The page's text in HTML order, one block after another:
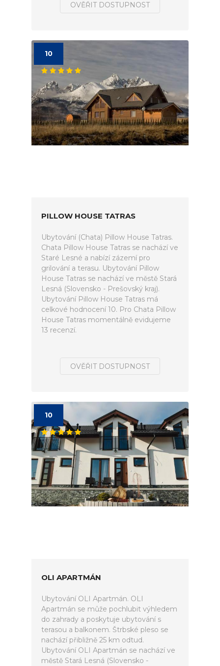
OVĚŘIT DOSTUPNOST
10
PILLOW HOUSE TATRAS
Ubytování (Chata) Pillow House Tatras.
Chata Pillow House Tatras se nachází ve
Staré Lesné a nabízí zázemí pro
grilování a terasu. Ubytování Pillow
House Tatras se nachází ve městě Stará
Lesná (Slovensko - Prešovský kraj).
Ubytování Pillow House Tatras má
celkové hodnocení 10. Pro Chata Pillow
House Tatras momentálně evidujeme
13 recenzí.
OVĚŘIT DOSTUPNOST
10
OLI APARTMÁN
Ubytování OLI Apartmán. OLI
Apartmán se může pochlubit výhledem
do zahrady a poskytuje ubytování s
terasou a balkonem. Štrbské pleso se
nachází přibližně 25 km odtud.
Ubytování OLI Apartmán se nachází ve
městě Stará Lesná (Slovensko -